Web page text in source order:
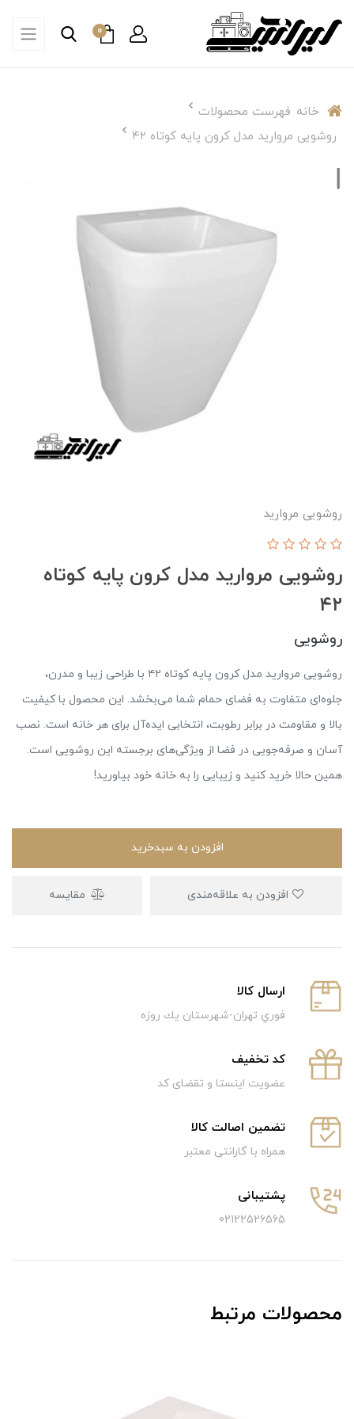
0
خانه فهرست محصولات
روشویی مروارید مدل کرون پایه کوتاه ۴۲
روشویی مروارید
روشویی مروارید مدل کرون پایه کوتاه
۴۲
روشویی
روشویی مروارید مدل کرون پایه کوتاه ۴۲ با طراحی زیبا و مدرن،
جلوه‌ای متفاوت به فضای حمام شما می‌بخشد. این محصول با کیفیت
بالا و مقاومت در برابر رطوبت، انتخابی ایده‌آل برای هر خانه است. نصب
آسان و صرفه‌جویی در فضا از ویژگی‌های برجسته این روشویی است.
همین حالا خرید کنید و زیبایی را به خانه خود بیاورید!
افزودن به سبدخرید
مقایسه
ارسال كالا
فوري تهران-شهرستان يك روزه
كد تخفيف
عضویت اینستا و تقضای کد
تضمین اصالت کالا
همراه با گارانتی معتبر
پشتیبانی
02122526565
محصولات مرتبط